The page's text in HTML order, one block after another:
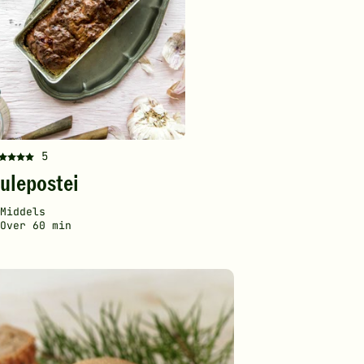
vurdering.
5
Middels
Over 60 min